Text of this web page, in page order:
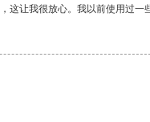
让我很放心。我以前使用过